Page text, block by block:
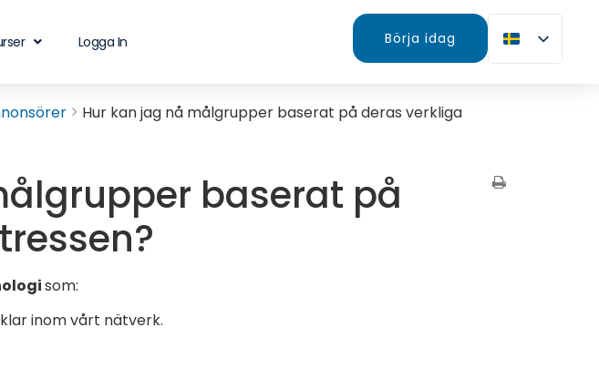
Logga In Börja idag
Hur kan jag nå målgrupper baserat på deras verkliga
baserat på
som:
inom vårt nätverk.